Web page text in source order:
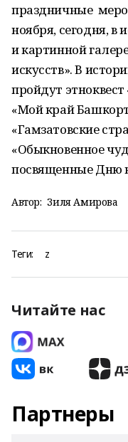
праздничные
ноября, сегодня, в
и картинной
искусств». В
пройдут
«Мой край
«Гамзатовские
«Обыкновенное
посвященные Дню
Автор: Зиля Амирова
Теги: z
Читайте нас
Партнеры